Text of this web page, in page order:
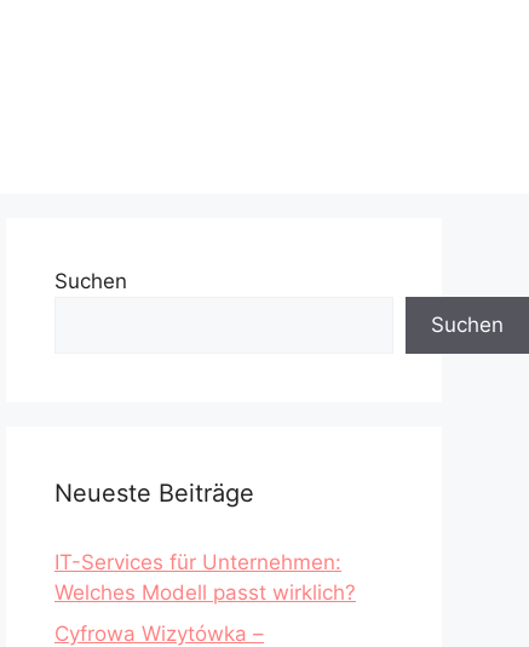
Suchen
Suchen
Neueste Beiträge
IT-Services für Unternehmen:
Welches Modell passt wirklich?
Cyfrowa Wizytówka –